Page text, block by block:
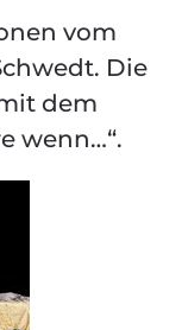
vom
Die
dem
wenn…“.